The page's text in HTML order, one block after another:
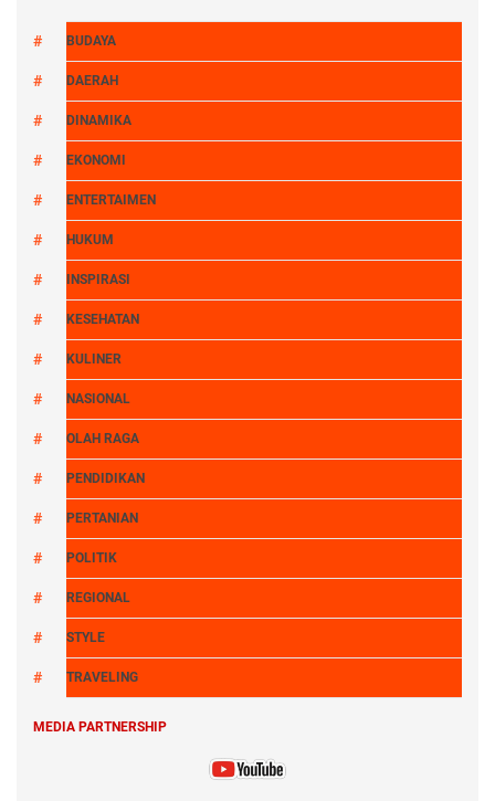
BUDAYA
DAERAH
DINAMIKA
EKONOMI
ENTERTAIMEN
HUKUM
INSPIRASI
KESEHATAN
KULINER
NASIONAL
OLAH RAGA
PENDIDIKAN
PERTANIAN
POLITIK
REGIONAL
STYLE
TRAVELING
MEDIA PARTNERSHIP